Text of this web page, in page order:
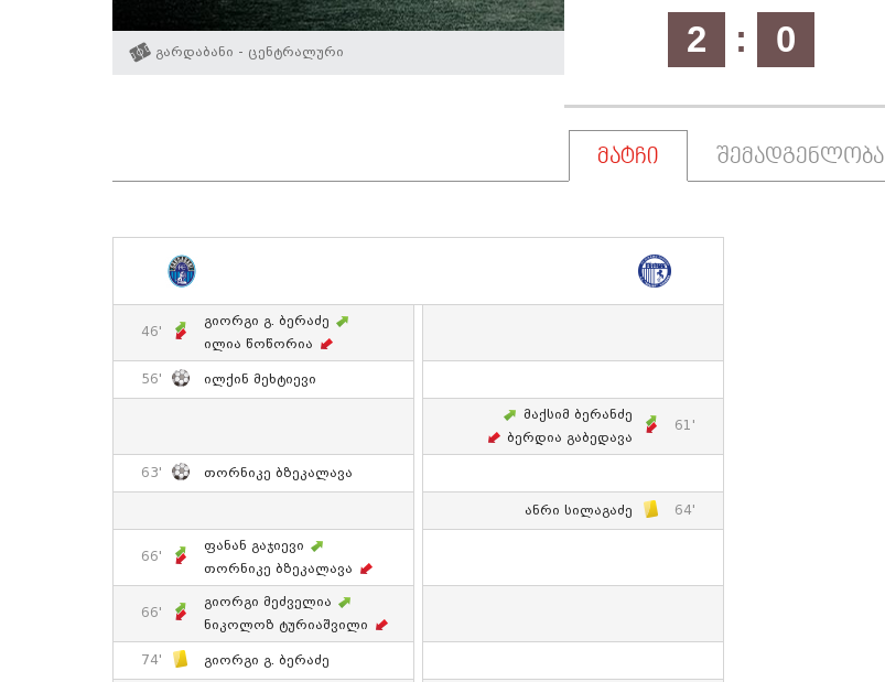
2 : 0
გარდაბანი - ცენტრალური
მატჩი შემადგენლობა
46'
Გიორგი Გ. Ბერაძე
Ილია Წოწორია
56' Ილქინ Მეხტიევი
Მაქსიმ Ბერანძე
Ბერდია Გაბედავა
61'
63' Თორნიკე Ბზეკალავა
Ანრი Სილაგაძე 64'
66'
Ფანან Გაჯიევი
Თორნიკე Ბზეკალავა
66'
Გიორგი Მეძველია
Ნიკოლოზ Ტურიაშვილი
74' Გიორგი Გ. Ბერაძე